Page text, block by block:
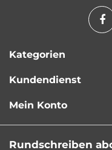
Kategorien
Kundendienst
Mein Konto
Rundschreiben